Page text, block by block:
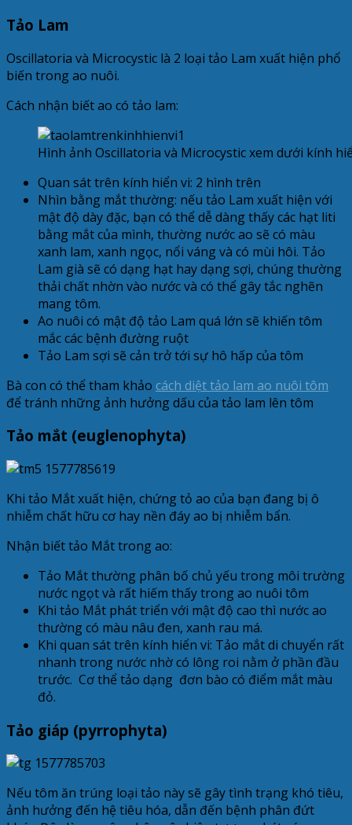
Tảo Lam
Oscillatoria và Microcystic là 2 loại tảo Lam xuất hiện phổ
biến trong ao nuôi.
Cách nhận biết ao có tảo lam:
Hình ảnh Oscillatoria và Microcystic xem dưới kính
Quan sát trên kính hiển vi: 2 hình trên
Nhìn bằng mắt thường: nếu tảo Lam xuất hiện với
mật độ dày đặc, bạn có thể dễ dàng thấy các hạt liti
bằng mắt của mình, thường nước ao sẽ có màu
xanh lam, xanh ngọc, nổi váng và có mùi hôi. Tảo
Lam già sẽ có dạng hạt hay dạng sợi, chúng thường
thải chất nhờn vào nước và có thể gây tắc nghẽn
mang tôm.
Ao nuôi có mật độ tảo Lam quá lớn sẽ khiến tôm
mắc các bệnh đường ruột
Tảo Lam sợi sẽ cản trở tới sự hô hấp của tôm
Bà con có thể tham khảo cách diệt tảo lam ao nuôi tôm
để tránh những ảnh hưởng dấu của tảo lam lên tôm
Tảo mắt (euglenophyta)
Khi tảo Mắt xuất hiện, chứng tỏ ao của bạn đang bị ô
nhiễm chất hữu cơ hay nền đáy ao bị nhiễm bẩn.
Nhận biết tảo Mắt trong ao:
Tảo Mắt thường phân bố chủ yếu trong môi trường
nước ngọt và rất hiếm thấy trong ao nuôi tôm
Khi tảo Mắt phát triển với mật độ cao thì nước ao
thường có màu nâu đen, xanh rau má.
Khi quan sát trên kính hiển vi: Tảo mắt di chuyển rất
nhanh trong nước nhờ có lông roi nằm ở phần đầu
trước. Cơ thể tảo dạng đơn bào có điểm mắt màu
đỏ.
Tảo giáp (pyrrophyta)
Nếu tôm ăn trúng loại tảo này sẽ gây tình trạng khó tiêu,
ảnh hưởng đến hệ tiêu hóa, dẫn đến bệnh phân đứt